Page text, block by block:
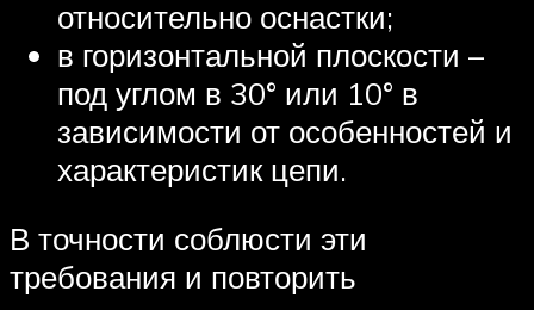
относительно оснастки;
в горизонтальной плоскости –
под углом в 30° или 10° в
зависимости от особенностей и
характеристик цепи.
В точности соблюсти эти
требования и повторить